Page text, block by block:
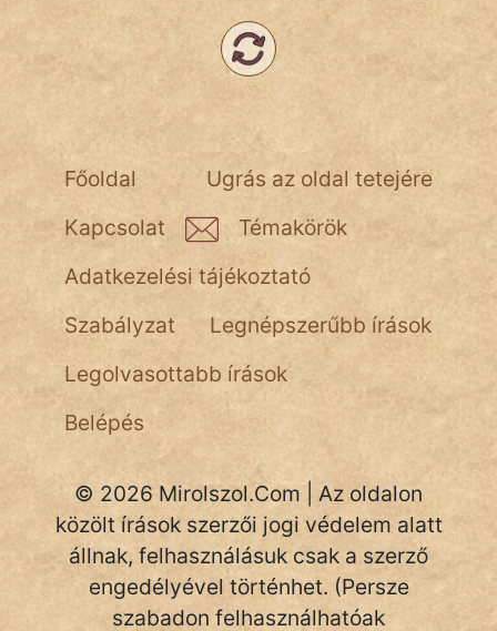
Név nélkül
pszichopati
szegény legény
Hoffer Botond
szemfüles
Ugrás az oldal tetejére
Főoldal
Kapcsolat
Témakörök
Adatkezelési tájékoztató
Szabályzat
Legnépszerűbb írások
Legolvasottabb írások
Belépés
© 2026 Mirolszol.Com | Az oldalon
közölt írások szerzői jogi védelem alatt
állnak, felhasználásuk csak a szerző
engedélyével történhet. (Persze
szabadon felhasználhatóak